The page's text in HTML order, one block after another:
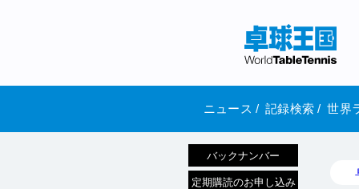
ニュース / 記録検索 / 世界
バックナンバー
定期購読のお申し込み